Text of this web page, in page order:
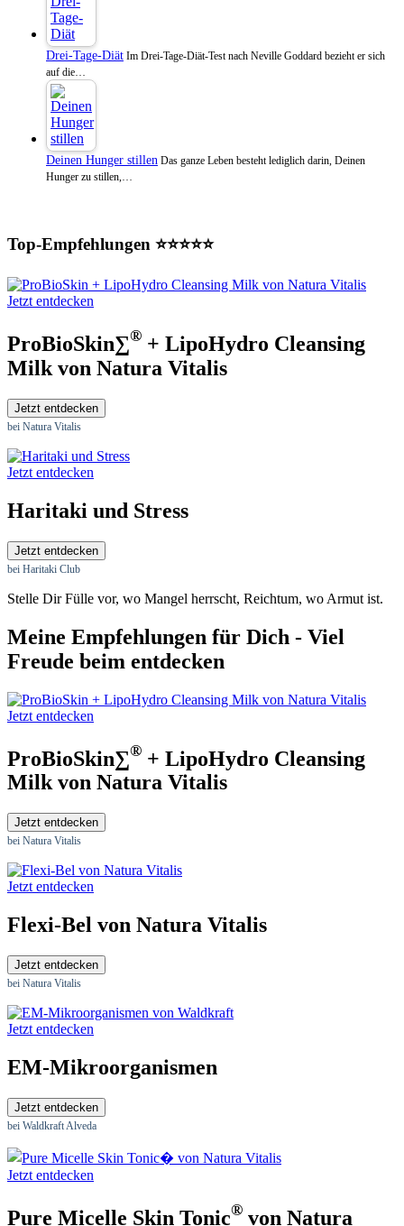
Drei-Tage-Diät Im Drei-Tage-Diät-Test nach Neville Goddard bezieht er sich
auf die…
Deinen Hunger stillen Das ganze Leben besteht lediglich darin, Deinen
Hunger zu stillen,…
Top-Empfehlungen ⭐⭐⭐⭐⭐
Jetzt entdecken
ProBioSkin∑® + LipoHydro Cleansing
Milk von Natura Vitalis
Jetzt entdecken
bei Natura Vitalis
Jetzt entdecken
Haritaki und Stress
Jetzt entdecken
bei Haritaki Club
Stelle Dir Fülle vor, wo Mangel herrscht, Reichtum, wo Armut ist.
Meine Empfehlungen für Dich - Viel
Freude beim entdecken
Jetzt entdecken
ProBioSkin∑® + LipoHydro Cleansing
Milk von Natura Vitalis
Jetzt entdecken
bei Natura Vitalis
Jetzt entdecken
Flexi-Bel von Natura Vitalis
Jetzt entdecken
bei Natura Vitalis
Jetzt entdecken
EM-Mikroorganismen
Jetzt entdecken
bei Waldkraft Alveda
Jetzt entdecken
Pure Micelle Skin Tonic® von Natura